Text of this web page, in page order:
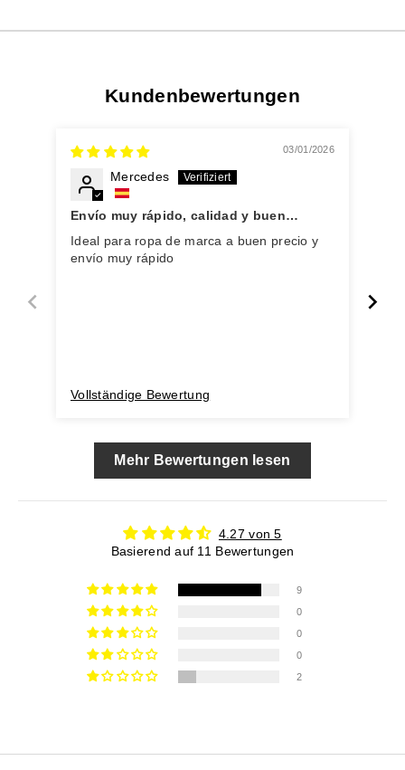
Kundenbewertungen
03/01/2026
Mercedes
Envío muy rápido, calidad y buen
precio!
Ideal para ropa de marca a buen precio y
envío muy rápido
Vollständige Bewertung
Mehr Bewertungen lesen
4.27 von 5
Basierend auf 11 Bewertungen
9
0
0
0
2